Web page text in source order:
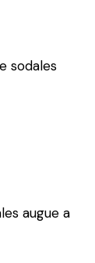
sodales
augue a